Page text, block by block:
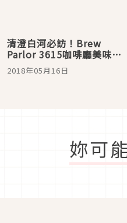
清澄白河必訪！Brew
Parlor 3615咖啡廳美味咖
啡自己泡
2018年05月16日
妳可